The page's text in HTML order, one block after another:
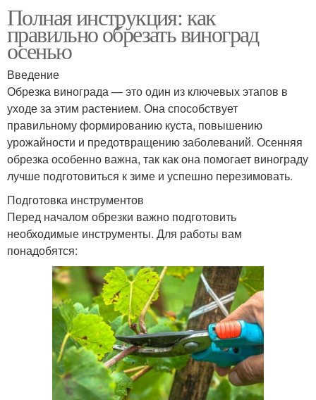
Полная инструкция: как
правильно обрезать виноград
осенью
Введение
Обрезка винограда — это один из ключевых этапов в
уходе за этим растением. Она способствует
правильному формированию куста, повышению
урожайности и предотвращению заболеваний. Осенняя
обрезка особенно важна, так как она помогает винограду
лучше подготовиться к зиме и успешно перезимовать.
Подготовка инструментов
Перед началом обрезки важно подготовить
необходимые инструменты. Для работы вам
понадобятся: